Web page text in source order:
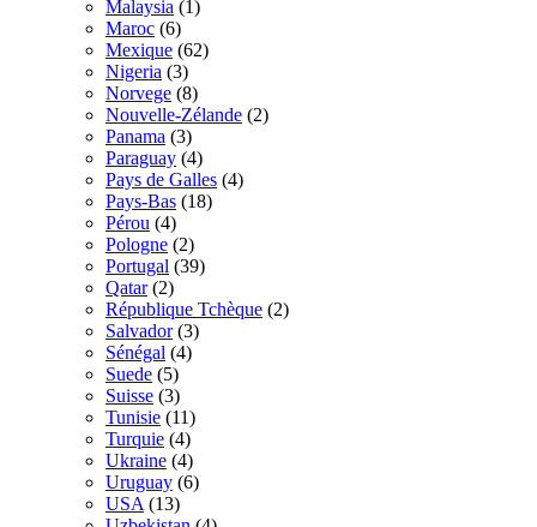
Malaysia (1)
Maroc (6)
Mexique (62)
Nigeria (3)
Norvege (8)
Nouvelle-Zélande (2)
Panama (3)
Paraguay (4)
Pays de Galles (4)
Pays-Bas (18)
Pérou (4)
Pologne (2)
Portugal (39)
Qatar (2)
République Tchèque (2)
Salvador (3)
Sénégal (4)
Suede (5)
Suisse (3)
Tunisie (11)
Turquie (4)
Ukraine (4)
Uruguay (6)
USA (13)